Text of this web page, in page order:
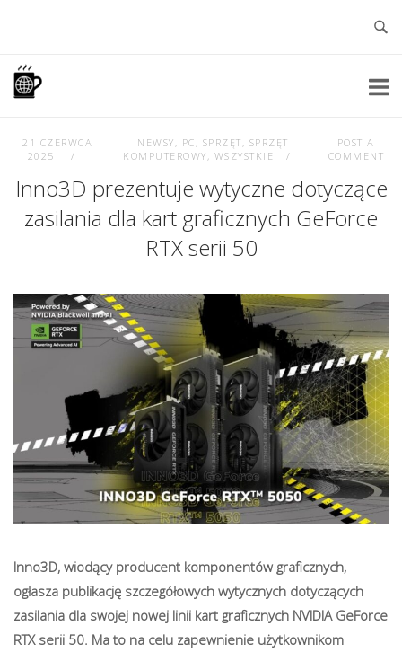
content
Home
21 CZERWCA
2025
NEWSY , PC , SPRZĘT , SPRZĘT
KOMPUTEROWY , WSZYSTKIE
POST A
COMMENT
Inno3D prezentuje wytyczne dotyczące
zasilania dla kart graficznych GeForce
RTX serii 50
Inno3D, wiodący producent komponentów graficznych,
ogłasza publikację szczegółowych wytycznych dotyczących
zasilania dla swojej nowej linii kart graficznych NVIDIA GeForce
RTX serii 50. Ma to na celu zapewnienie użytkownikom